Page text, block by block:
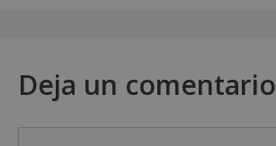
Deja un comentario